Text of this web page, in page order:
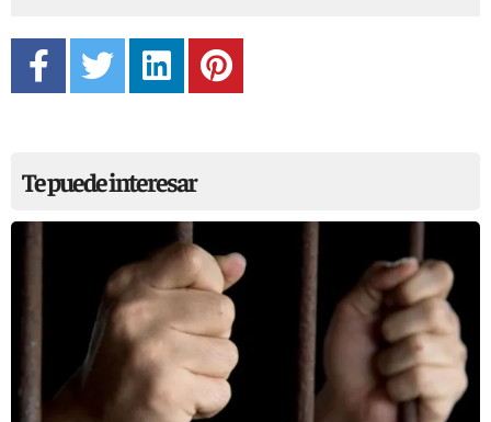
Te puede interesar